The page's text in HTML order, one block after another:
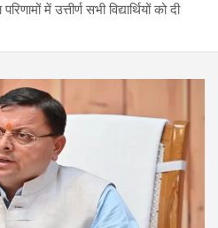
में उत्तीर्ण सभी विद्यार्थियों को दी